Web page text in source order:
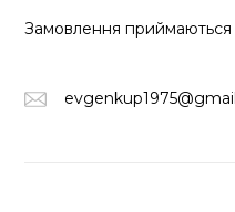
Замовлення приймаються